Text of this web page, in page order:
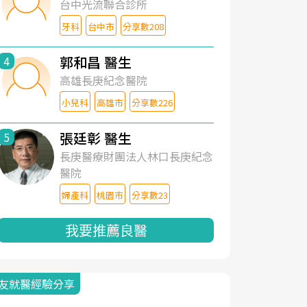
台中光流聯合診所
牙科 台中市 分享數208
4 郭和昌 醫生
高雄長庚紀念醫院
小兒科 高雄市 分享數226
5 張廷彰 醫生
長庚醫療財團法人林口長庚紀念
醫院
婦產科 桃園市 分享數23
我要推薦良醫
就醫經驗分享